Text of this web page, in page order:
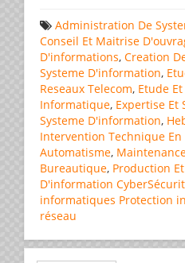
Administration De
Conseil Et Maitrise
D'informations, Creation
Systeme D'information,
Reseaux Telecom, Etude
Informatique, Expertise Et
Systeme D'information,
Intervention Technique En
Automatisme,
Bureautique, Production
D'information
informatiques Protection
réseau